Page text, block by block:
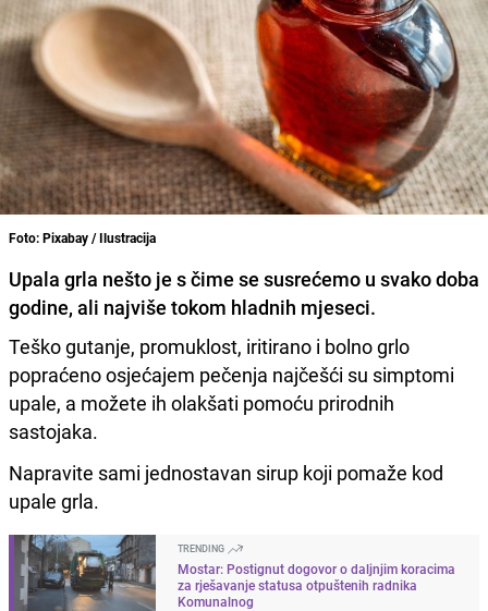
Foto: Pixabay / Ilustracija
Upala grla nešto je s čime se susrećemo u svako doba
godine, ali najviše tokom hladnih mjeseci.
Teško gutanje, promuklost, iritirano i bolno grlo
popraćeno osjećajem pečenja najčešći su simptomi
upale, a možete ih olakšati pomoću prirodnih
sastojaka.
Napravite sami jednostavan sirup koji pomaže kod
upale grla.
TRENDING
Mostar: Postignut dogovor o daljnjim koracima
za rješavanje statusa otpuštenih radnika
Komunalnog